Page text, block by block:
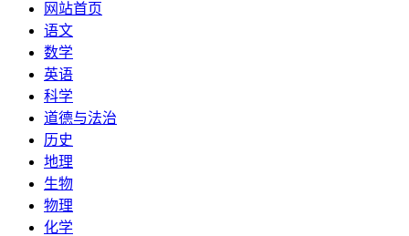
网站首页
语文
数学
英语
科学
道德与法治
历史
地理
生物
物理
化学